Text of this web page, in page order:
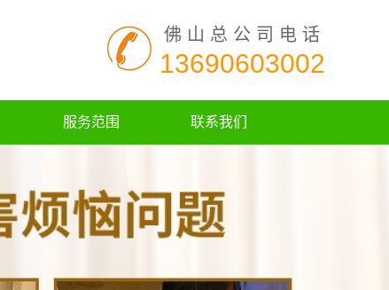
佛山总公司电话
13690603002
服务范围 联系我们